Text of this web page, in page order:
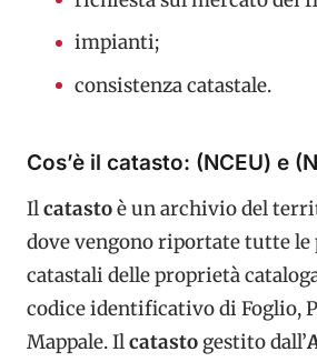
impianti;
consistenza catastale.
Cos’è il catasto: (NCEU) e
Ilcatastoè un archivio del
dove vengono riportate tutte
catastali delle proprietà
codice identificativo di Foglio,
Mappale. Ilcatasto gestito dall’